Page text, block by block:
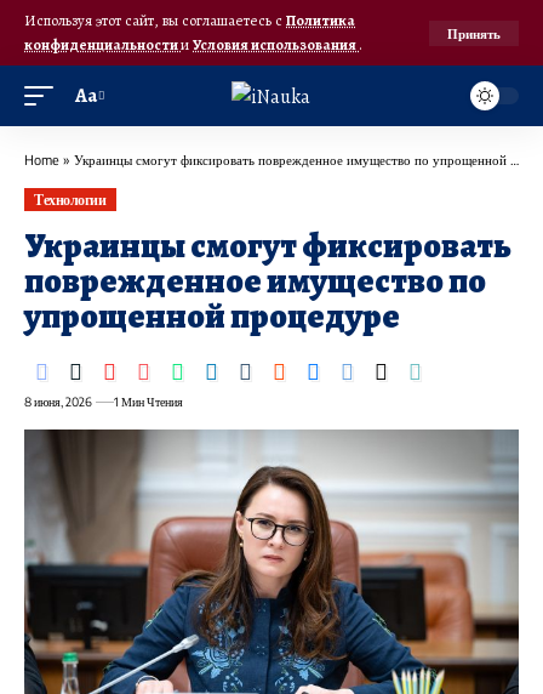
Используя этот сайт, вы соглашаетесь с Политика
конфиденциальностииУсловия использования.
Принять
Аа
Home » Украинцы смогут фиксировать поврежденное имущество по упрощенной процедуре
Технологии
Украинцы смогут фиксировать
поврежденное имущество по
упрощенной процедуре
8 июня, 2026 1 Мин Чтения